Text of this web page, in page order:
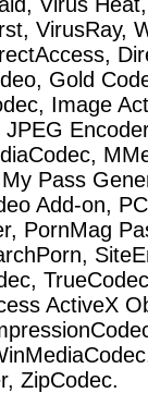
VirusRay,
Gold
Image
Pass
Add-on,
PornMag
ActiveX
ZipCodec.